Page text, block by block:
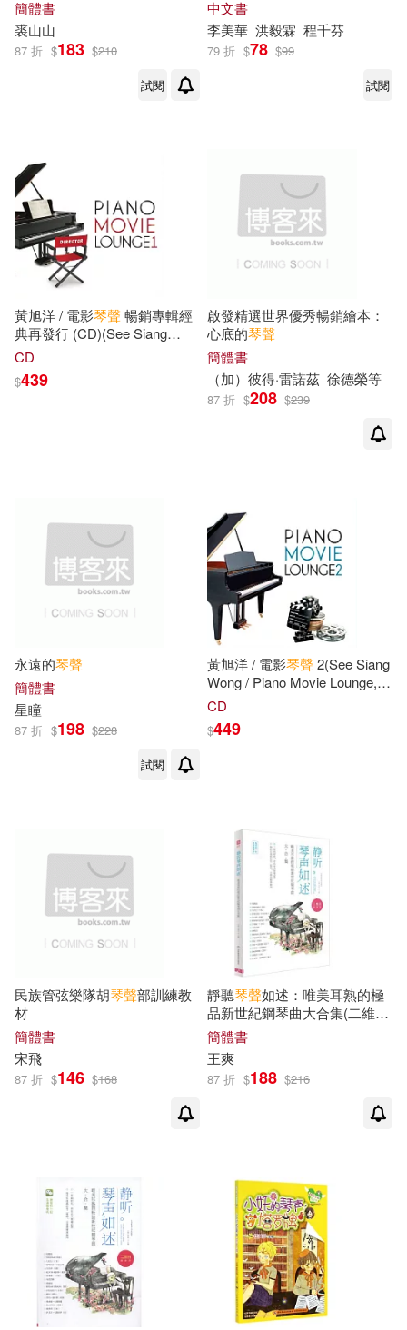
簡體書
裘山山
87 折 $183 $210
試閱
中文書
李美華 洪毅霖 程千芬
79 折 $78 $99
試閱
黃旭洋 / 電影琴聲暢銷專輯經
典再發行 (CD)(See Siang
Wong/Piano Movie Lounge,
CD
$439
啟發精選世界優秀暢銷繪本：
心底的琴聲
簡體書
（加）彼得·雷諾茲 徐德榮等
87 折 $208 $239
永遠的琴聲
簡體書
星瞳
87 折 $198 $228
試閱
黃旭洋 / 電影琴聲2(See Siang
Wong / Piano Movie Lounge,
Vol. 2)
CD
$449
民族管弦樂隊胡琴聲部訓練教
材
簡體書
宋飛
87 折 $146 $168
靜聽琴聲如述：唯美耳熟的極
品新世紀鋼琴曲大合集(二維碼
隨身聽)
簡體書
王爽
87 折 $188 $216